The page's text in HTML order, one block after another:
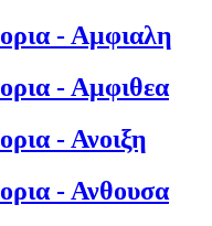
- Αμφιαλη
- Αμφιθεα
- Ανοιξη
- Ανθουσα